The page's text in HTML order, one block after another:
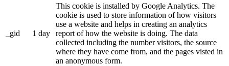
_gid 1 day
This cookie is installed by Google Analytics. The
cookie is used to store information of how visitors
use a website and helps in creating an analytics
report of how the website is doing. The data
collected including the number visitors, the source
where they have come from, and the pages visted in
an anonymous form.